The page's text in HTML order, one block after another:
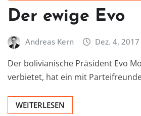
Der ewige Evo
Andreas Kern Dez. 4, 2017
Der bolivianische Präsident Evo
verbietet, hat ein mit
WEITERLESEN